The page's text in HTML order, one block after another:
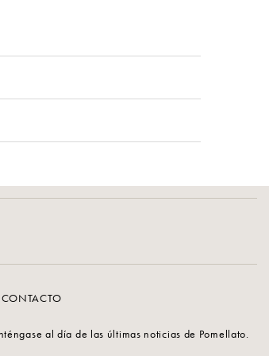
al día de las últimas noticias de Pomellato.